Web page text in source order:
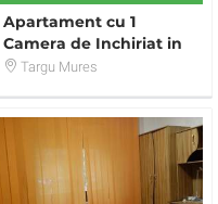
Apartament cu 1
Camera de Inchiriat in
Zona 7 Noiembrie
Targu Mures